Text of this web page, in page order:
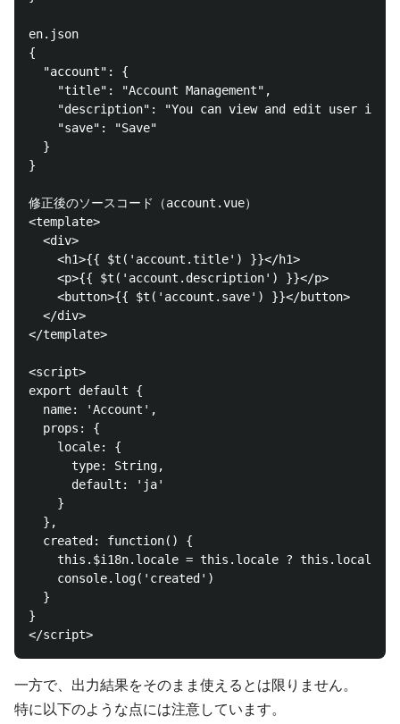
en.json
{
  "account": {
    "title": "Account Management",
"description": "You can view and edit user
    "save": "Save"
  }
}
修正後のソースコード（account.vue）
<template>
  <div>
    <h1>{{ $t('account.title') }}</h1>
    <p>{{ $t('account.description') }}</p>
    <button>{{ $t('account.save') }}</button>
  </div>
</template>
<script>
export default {
  name: 'Account',
  props: {
    locale: {
      type: String,
      default: 'ja'
    }
  },
  created: function() {
this.$i18n.locale = this.locale ? this.locale :
    console.log('created')
  }
}
一方で、出力結果をそのまま使えるとは限りません。
特に以下のような点には注意しています。